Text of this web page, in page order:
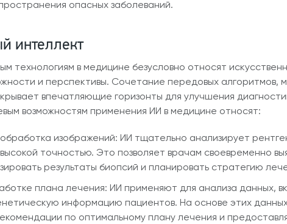
опасных заболеваний.
интеллект
технологиям в медицине безусловно относят
и перспективы. Сочетание передовых алгоритмов,
впечатляющие горизонты для улучшения
возможностям применения ИИ в медицине относят:
изображений: ИИ тщательно анализирует
точностью. Это позволяет врачам своевременно
результаты биопсий и планировать стратегию
плана лечения: ИИ применяют для анализа данных,
информацию пациентов. На основе этих
по оптимальному плану лечения и